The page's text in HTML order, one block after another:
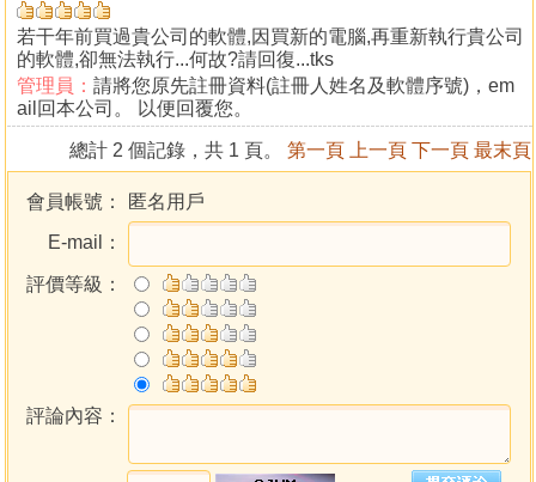
若干年前買過貴公司的軟體,因買新的電腦,再重新執行貴公司
的軟體,卻無法執行...何故?請回復...tks
管理員：請將您原先註冊資料(註冊人姓名及軟體序號)，em
ail回本公司。 以便回覆您。
總計 2 個記錄，共 1 頁。 第一頁 上一頁 下一頁 最末頁
會員帳號：
匿名用戶
E-mail：
評價等級：
評論內容：